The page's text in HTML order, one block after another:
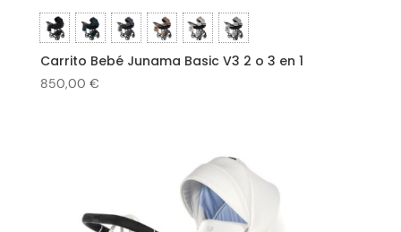
Carrito Bebé Junama Basic V3 2 o 3 en 1
850,00 €